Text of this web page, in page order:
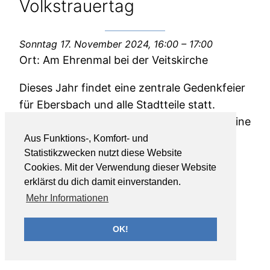
Aus Funktions-, Komfort- und
Statistikzwecken nutzt diese Website
Cookies. Mit der Verwendung dieser Website
erklärst du dich damit einverstanden.
Mehr Informationen
OK!
Volkstrauertag
Sonntag 17. November 2024, 16:00 – 17:00
Ort: Am Ehrenmal bei der Veitskirche
Dieses Jahr findet eine zentrale Gedenkfeier
für Ebersbach und alle Stadtteile statt.
Auf dem Friedhof in Roßwälden wird es keine
separate Veranstaltung geben.